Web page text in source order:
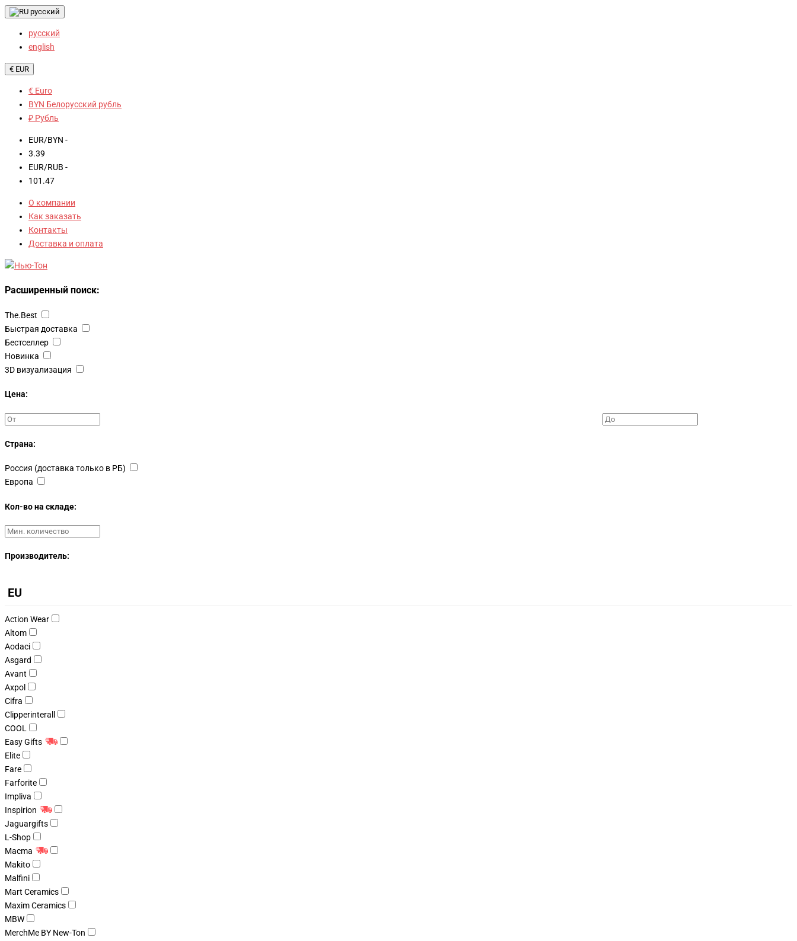
русский
русский
english
€ EUR
€ Euro
BYN Белорусский рубль
₽ Рубль
EUR/BYN -
3.39
EUR/RUB -
101.47
О компании
Как заказать
Контакты
Доставка и оплата
Расширенный поиск:
The.Best
Быстрая доставка
Бестселлер
Новинка
3D визуализация
Цена:
Страна:
Россия (доставка только в РБ)
Европа
Кол-во на складе:
Производитель:
EU
Action Wear
Altom
Aodaci
Asgard
Avant
Axpol
Cifra
Clipperinterall
COOL
Easy Gifts
Elite
Fare
Farforite
Impliva
Inspirion
Jaguargifts
L-Shop
Macma
Makito
Malfini
Mart Ceramics
Maxim Ceramics
MBW
MerchMe BY New-Ton